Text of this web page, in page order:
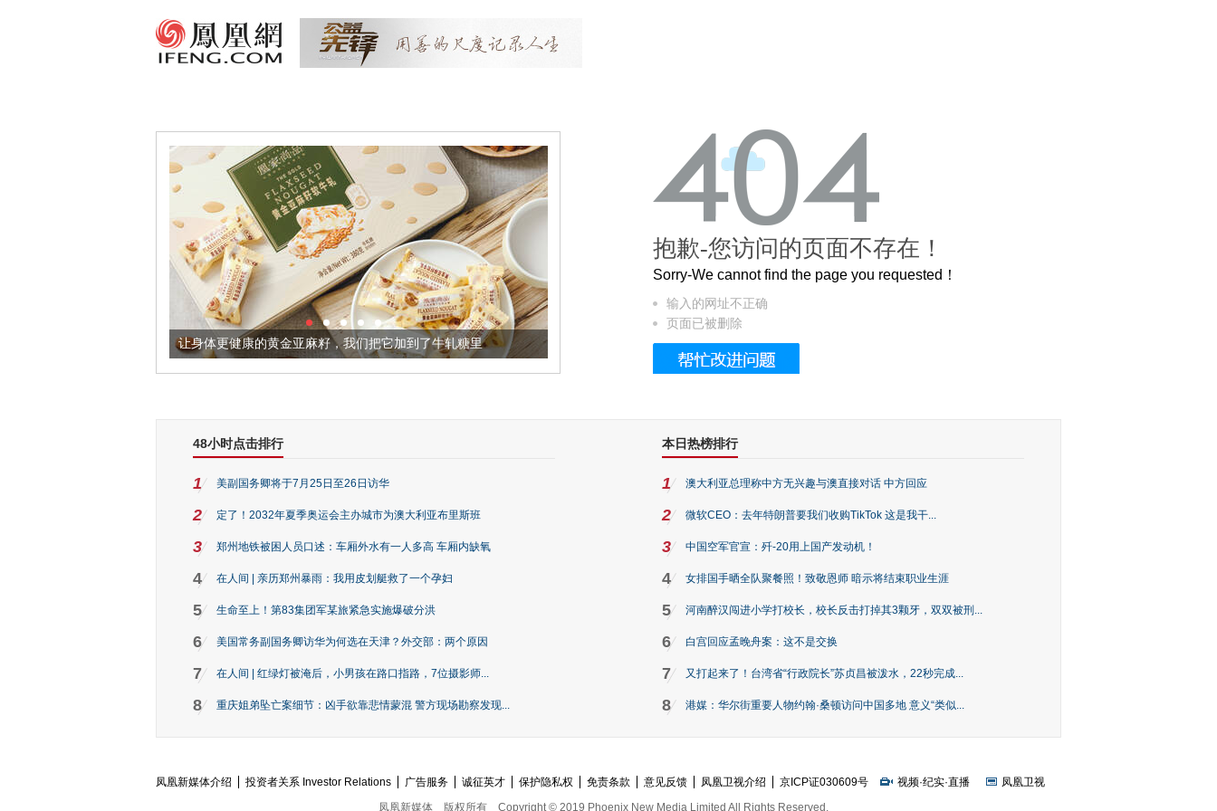
让身体更健康的黄金亚麻籽，我们把它加到了牛轧糖里 被列入佛家七宝的它到底有多美？
抱歉-您访问的页面不存在！
Sorry-We cannot find the page you requested！
输入的网址不正确
页面已被删除
48小时点击排行
1 美副国务卿将于7月25日至26日访华
2 定了！2032年夏季奥运会主办城市为澳大利亚布里斯班
3 郑州地铁被困人员口述：车厢外水有一人多高 车厢内缺氧
4 在人间 | 亲历郑州暴雨：我用皮划艇救了一个孕妇
5 生命至上！第83集团军某旅紧急实施爆破分洪
6 美国常务副国务卿访华为何选在天津？外交部：两个原因
7 在人间 | 红绿灯被淹后，小男孩在路口指路，7位摄影师...
8 重庆姐弟坠亡案细节：凶手欲靠悲情蒙混 警方现场勘察发现...
本日热榜排行
1 澳大利亚总理称中方无兴趣与澳直接对话 中方回应
2 微软CEO：去年特朗普要我们收购TikTok 这是我干...
3 中国空军官宣：歼-20用上国产发动机！
4 女排国手晒全队聚餐照！致敬恩师 暗示将结束职业生涯
5 河南醉汉闯进小学打校长，校长反击打掉其3颗牙，双双被刑...
6 白宫回应孟晚舟案：这不是交换
7 又打起来了！台湾省“行政院长”苏贞昌被泼水，22秒完成...
8 港媒：华尔街重要人物约翰·桑顿访问中国多地 意义“类似...
凤凰新媒体介绍 投资者关系 Investor Relations 广告服务 诚征英才 保护隐私权 免责条款 意见反馈 凤凰卫视介绍 京ICP证030609号 视频·纪实·直播
凤凰卫视
凤凰新媒体
版权所有 Copyright © 2019 Phoenix New Media Limited All Rights Reserved.